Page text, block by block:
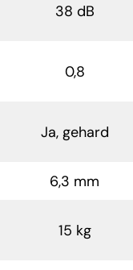
38 dB
0,8
Ja, gehard
6,3 mm
15 kg